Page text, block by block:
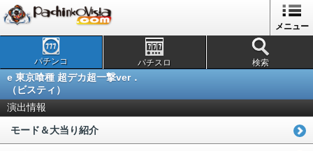
メニュー
パチンコ パチスロ 検索
e 東京喰種 超デカ超一撃ver．
（ビスティ）
演出情報
モード＆大当り紹介